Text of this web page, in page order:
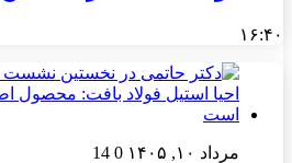
۱۶:۴۰
مرداد ۱۰, ۱۴۰۵ 0
14